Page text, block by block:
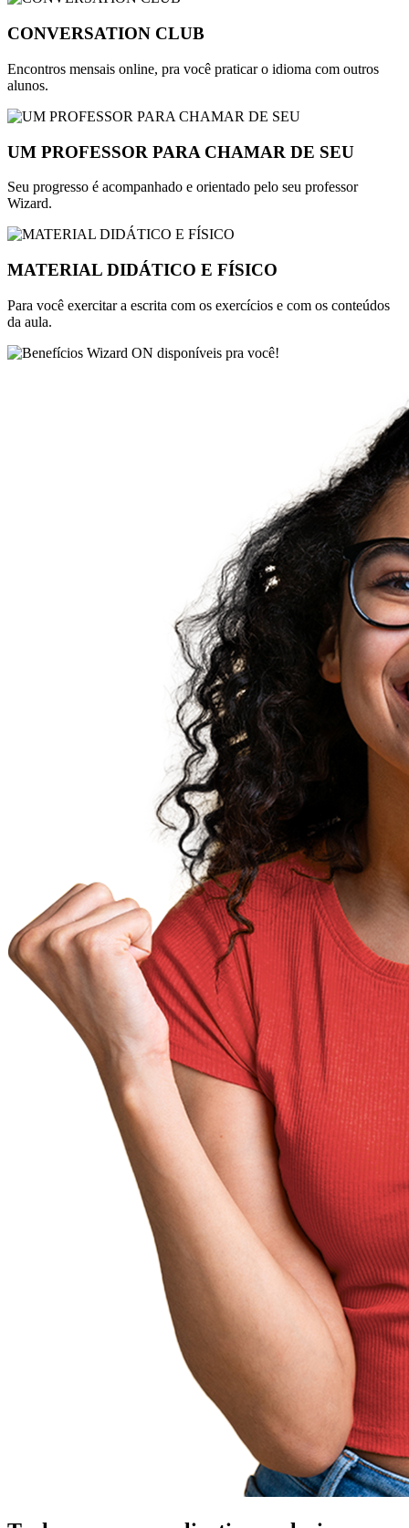
CONVERSATION CLUB
Encontros mensais online, pra você praticar o idioma com outros
alunos.
UM PROFESSOR PARA CHAMAR DE SEU
Seu progresso é acompanhado e orientado pelo seu professor
Wizard.
MATERIAL DIDÁTICO E FÍSICO
Para você exercitar a escrita com os exercícios e com os conteúdos
da aula.